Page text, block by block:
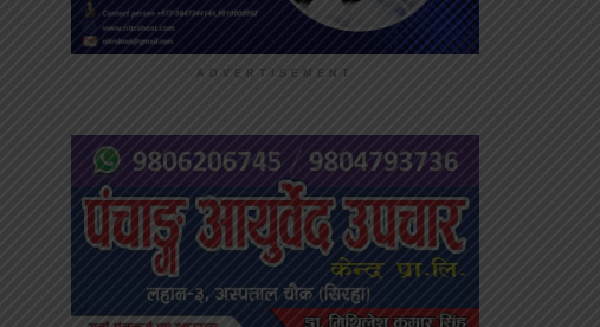
ADVERTISEMENT